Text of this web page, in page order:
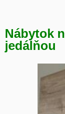
Nábytok
jedálňou